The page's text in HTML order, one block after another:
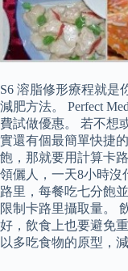
S6 溶脂修形療程就是
減肥方法。 Perfect
費試做優惠。 若不想
實還有個最簡單快捷
飽，那就要用計算卡
領儷人，一天8小時沒
路里，每餐吃七分飽
限制卡路里攝取量。
好，飲食上也要避免
以多吃食物的原型，